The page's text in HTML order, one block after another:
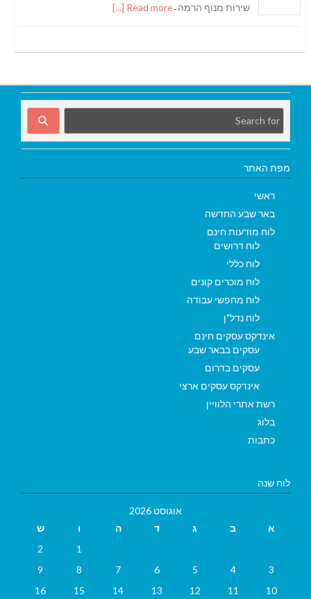
שירות מנוף הרמה ̵Read more [...]
מפת האתר
ראשי
באר שבע החדשה
לוח מודעות חינם
לוח דרושים
לוח כללי
לוח מוכרים קונים
לוח מחפשי עבודה
לוח נדל"ן
אינדקס עסקים חינם
עסקים בבאר שבע
עסקים בדרום
אינדקס עסקים ארצי
רשת אתרי הלוויין
בלוג
כתבות
לוח שנה
אוגוסט 2026
א
ב ג ד ה ו
ש
1
2
3
4
5
6
7
8
9
10
11
12
13
14
15
16